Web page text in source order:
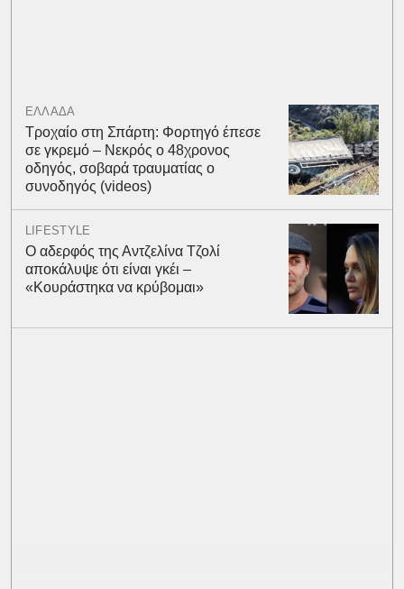
ΕΛΛΑΔΑ
Τροχαίο στη Σπάρτη: Φορτηγό έπεσε
σε γκρεμό – Νεκρός ο 48χρονος
οδηγός, σοβαρά τραυματίας ο
συνοδηγός (videos)
LIFESTYLE
Ο αδερφός της Αντζελίνα Τζολί
αποκάλυψε ότι είναι γκέι –
«Κουράστηκα να κρύβομαι»